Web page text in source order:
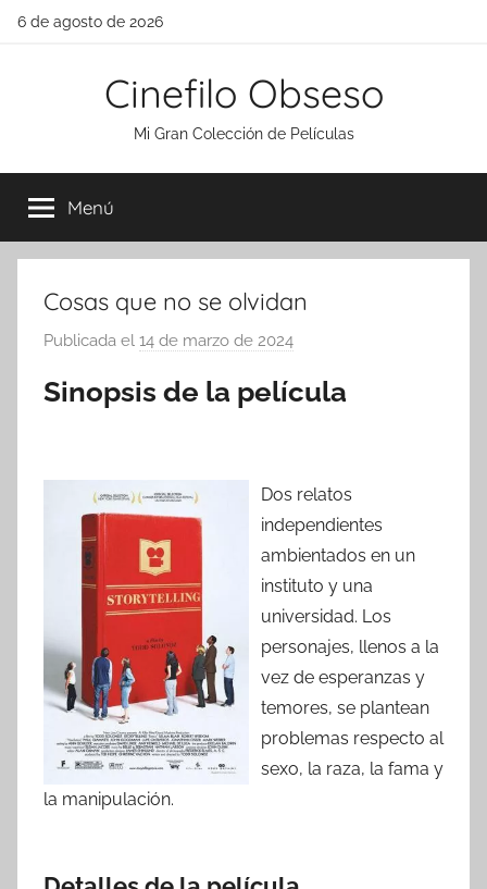
Saltar
6 de agosto de 2026
Cinefilo Obseso
Mi Gran Colección de Películas
Menú
Cosas que no se olvidan
Publicada el 14 de marzo de 2024
r
Sinopsis de la película
Dos relatos
independientes
ambientados en un
instituto y una
universidad. Los
personajes, llenos a la
vez de esperanzas y
temores, se plantean
problemas respecto al
sexo, la raza, la fama y
la manipulación.